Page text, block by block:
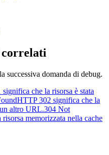
correlati
successiva domanda di debug.
che la risorsa è stata
HTTP 302 significa che la
altro URL.304 Not
memorizzata nella cache